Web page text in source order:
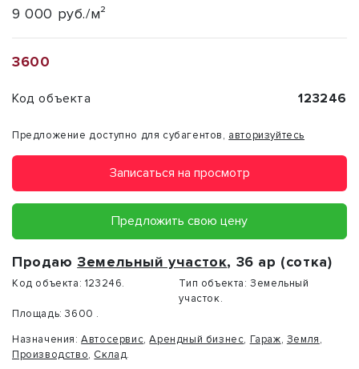
9 000 руб./м²
3600
Код объекта 123246
Предложение доступно для субагентов, авторизуйтесь
Записаться на просмотр
Предложить свою цену
Продаю Земельный участок, 36 ар (сотка)
Код объекта: 123246. Тип объекта: Земельный
участок.
Площадь: 3600 .
Назначения: Автосервис,Арендный бизнес, Гараж, Земля,
Производство, Склад.